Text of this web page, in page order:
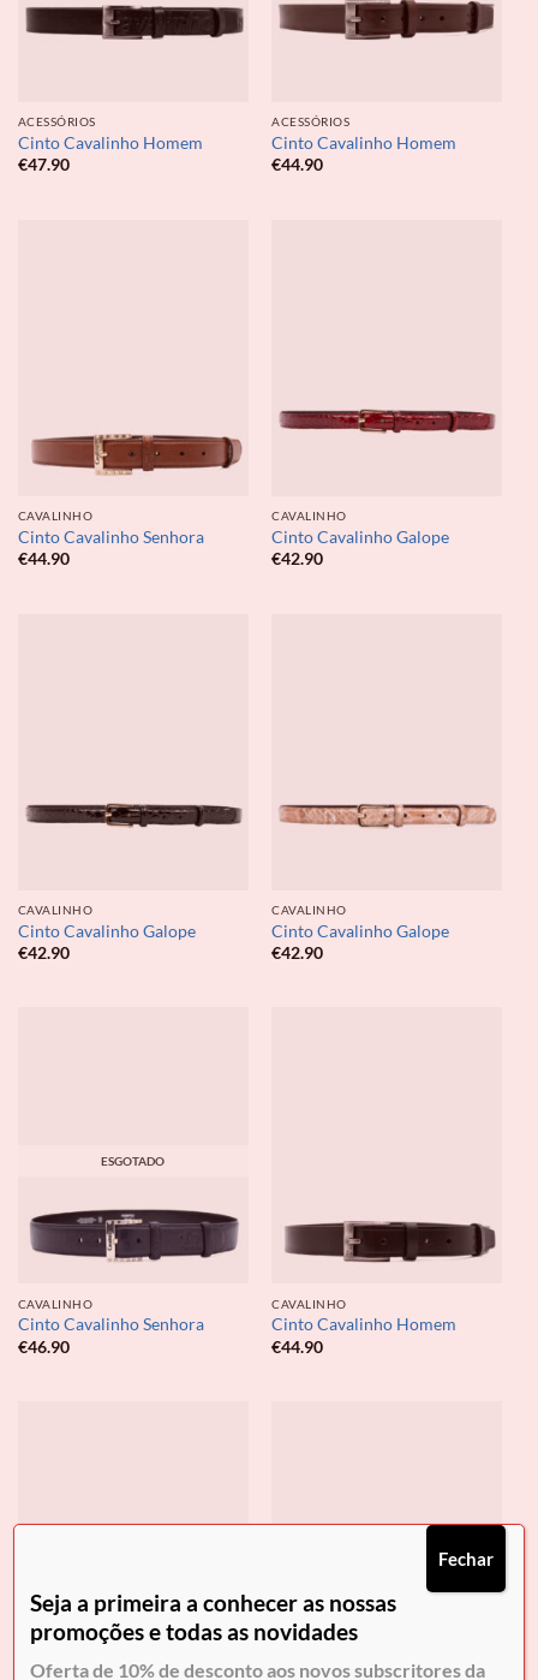
ACESSÓRIOS
Cinto Cavalinho Homem
€47.90
ACESSÓRIOS
Cinto Cavalinho Homem
€44.90
CAVALINHO
Cinto Cavalinho Senhora
€44.90
CAVALINHO
Cinto Cavalinho Galope
€42.90
CAVALINHO
Cinto Cavalinho Galope
€42.90
CAVALINHO
Cinto Cavalinho Galope
€42.90
ESGOTADO
CAVALINHO
Cinto Cavalinho Senhora
€46.90
CAVALINHO
Cinto Cavalinho Homem
€44.90
Seja a primeira a conhecer as nossas
promoções e todas as novidades
Oferta de 10% de desconto aos novos subscritores da
Fechar